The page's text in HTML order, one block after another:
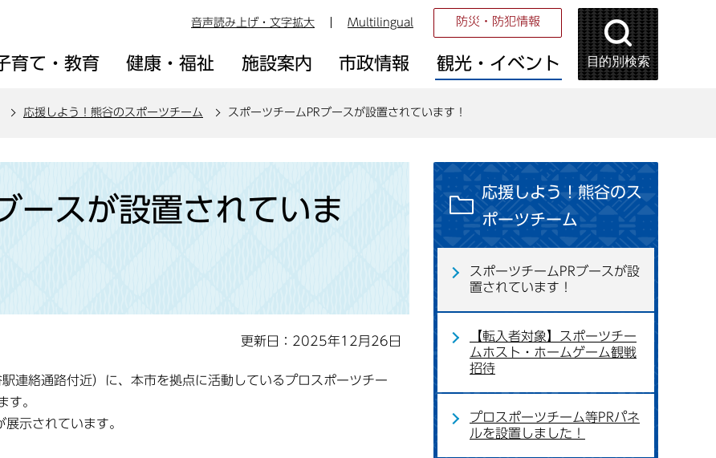
音声読み上げ・文字拡大 Multilingual 防災・防犯情報
育て・教育 健康・福祉 施設案内 市政情報 観光・イベント 目的別検索
応援しよう！熊谷のスポーツチーム スポーツチームPRブースが設置されています！
ースが設置されていま
更新日：2025年12月26日
連絡通路付近）に、本市を拠点に活動しているプロスポーツチー
す。
示されています。
応援しよう！熊谷のス
ポーツチーム
スポーツチームPRブースが設
置されています！
【転入者対象】スポーツチー
ムホスト・ホームゲーム観戦
招待
プロスポーツチーム等PRパネ
ルを設置しました！